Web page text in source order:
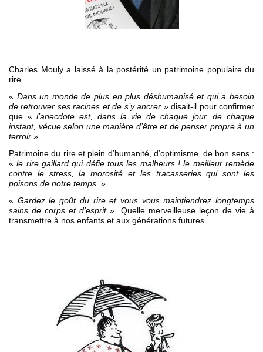
Charles Mouly a laissé à la postérité un patrimoine populaire du
rire.
« Dans un monde de plus en plus déshumanisé et qui a besoin
de retrouver ses racines et de s’y ancrer » disait-il pour confirmer
que «l’anecdote est, dans la vie de chaque jour, de chaque
instant, vécue selon une manière d’être et de penser propre à un
terroir ».
Patrimoine du rire et plein d’humanité, d’optimisme, de bon sens :
«le rire gaillard qui défie tous les malheurs ! le meilleur remède
contre le stress, la morosité et les tracasseries qui sont les
poisons de notre temps. »
« Gardez le goût du rire et vous vous maintiendrez longtemps
sains de corps et d’esprit». Quelle merveilleuse leçon de vie à
transmettre à nos enfants et aux générations futures.